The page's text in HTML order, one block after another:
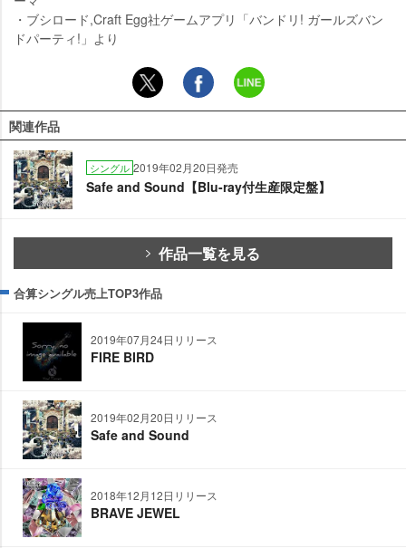
・ブシロード,Craft Egg社ゲームアプリ「バンドリ! ガールズバン
ドパーティ!」より
関連作品
シングル 2019年02月20日発売
Safe and Sound【Blu-ray付生産限定盤】
作品一覧を見る
合算シングル売上TOP3作品
2019年07月24日リリース
FIRE BIRD
2019年02月20日リリース
Safe and Sound
2018年12月12日リリース
BRAVE JEWEL